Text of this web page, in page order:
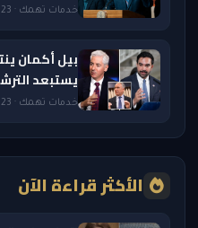
خدمات تهمك · 23 يوليو 2026 — 9:06 PM
بيل أكمان
يستبعد
خدمات تهمك · 23 يوليو 2026 — 5:35 PM
الأكثر قراءة الآن